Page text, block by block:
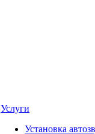
Услуги
Установка